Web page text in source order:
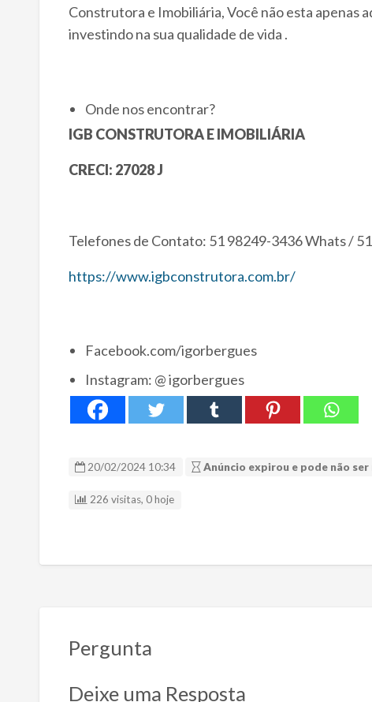
Construtora e Imobiliária, Você não esta apenas
investindo na sua qualidade de vida .
Onde nos encontrar?
IGB CONSTRUTORA E IMOBILIÁRIA
CRECI: 27028 J
Telefones de Contato: 51 98249-3436 Whats /
https://www.igbconstrutora.com.br/
Facebook.com/igorbergues
Instagram: @ igorbergues
20/02/2024 10:34 Anúncio expirou e pode não
226 visitas, 0 hoje
Pergunta
Deixe uma Resposta